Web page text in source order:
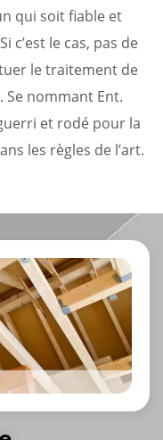
qui soit fiable et
c’est le cas, pas de
le traitement de
nommant Ent.
et rodé pour la
les règles de l’art.